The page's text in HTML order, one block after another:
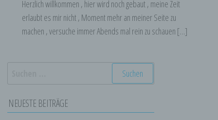
Herzlich willkommen , hier wird noch gebaut , meine Zeit
erlaubt es mir nicht , Moment mehr an meiner Seite zu
machen , versuche immer Abends mal rein zu schauen […]
nach:
NEUESTE BEITRÄGE